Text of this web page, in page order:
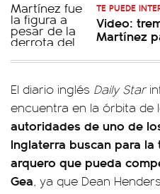
TE PUEDE
Video:
Martínez
El diario inglés Daily Star
encuentra en la órbita de
autoridades de uno de
Inglaterra buscan para
arquero que pueda
Gea, ya que Dean